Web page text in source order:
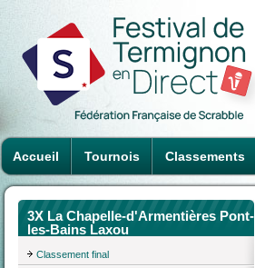
Accueil Tournois Classements
3X La Chapelle-d'Armentières Pont-
les-Bains Laxou
Classement final